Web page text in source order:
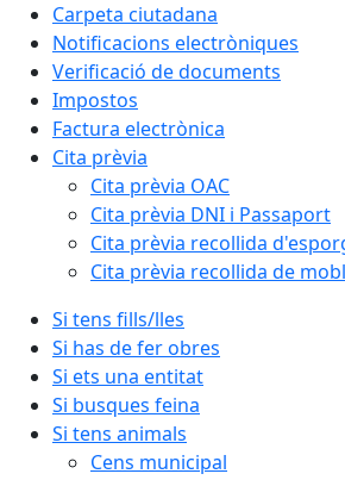
Carpeta ciutadana
Notificacions electròniques
Verificació de documents
Impostos
Factura electrònica
Cita prèvia
Cita prèvia OAC
Cita prèvia DNI i Passaport
Cita prèvia recollida
Cita prèvia recollida de
Si tens fills/lles
Si has de fer obres
Si ets una entitat
Si busques feina
Si tens animals
Cens municipal